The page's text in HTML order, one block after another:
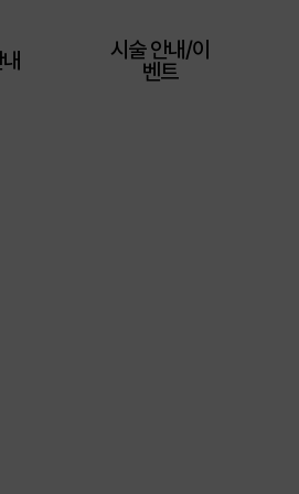
시술 안내/이
벤트